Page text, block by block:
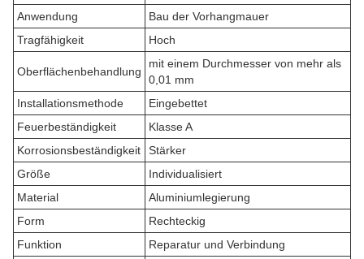
Anwendung
Bau der Vorhangmauer
Tragfähigkeit
Hoch
Oberflächenbehandlung
mit einem Durchmesser von mehr als
0,01 mm
Installationsmethode
Eingebettet
Feuerbeständigkeit
Klasse A
Korrosionsbeständigkeit
Stärker
Größe
Individualisiert
Material
Aluminiumlegierung
Form
Rechteckig
Funktion
Reparatur und Verbindung